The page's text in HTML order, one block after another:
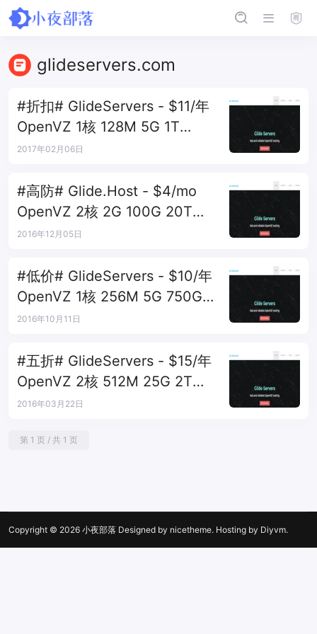
glideservers.com
#折扣# GlideServers - $11/年
OpenVZ 1核 128M 5G 1T
1Gbps 加拿大
2017年02月06日
#高防# Glide.Host - $4/mo
OpenVZ 2核 2G 100G 20T
500Mbps 加拿大
2016年12月05日
#低价# GlideServers - $10/年
OpenVZ 1核 256M 5G 750G
1Gbps 加拿大OVH
2016年10月11日
#五折# GlideServers - $15/年
OpenVZ 2核 512M 25G 2T
1Gbps 加拿大
2016年03月22日
第 1 页 / 共 1 页
Copyright © 2026 小夜部落 Designed by nicetheme. Hosting by Diyvm.